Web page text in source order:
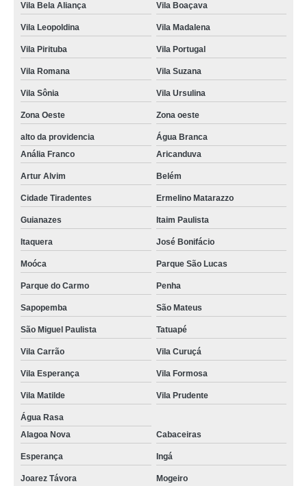
Vila Bela Aliança Vila Boaçava
Vila Leopoldina Vila Madalena
Vila Pirituba Vila Portugal
Vila Romana Vila Suzana
Vila Sônia Vila Ursulina
Zona Oeste Zona oeste
alto da providencia
Água Branca
Anália Franco
Aricanduva
Artur Alvim Belém
Cidade Tiradentes Ermelino Matarazzo
Guianazes Itaim Paulista
Itaquera José Bonifácio
Moóca Parque São Lucas
Parque do Carmo Penha
Sapopemba São Mateus
São Miguel Paulista Tatuapé
Vila Carrão Vila Curuçá
Vila Esperança Vila Formosa
Vila Matilde Vila Prudente
Água Rasa
Alagoa Nova
Cabaceiras
Esperança Ingá
Joarez Távora Mogeiro